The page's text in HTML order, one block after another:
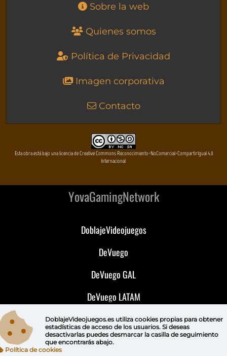
Sobre la web
Quienes somos
Política de Privacidad
Imagen corporativa
Contacto
Esta obra está bajo una licencia de Creative Commons Reconocimiento-NoComercial-CompartirIgual 4.0
Internacional
YovaGamingNetwork
DoblajeVideojuegos
DeVuego
DeVuego GAL
DeVuego LATAM
DeVuego Portugal
DoblajeVideojuegos.es utiliza cookies propiaspara obtener
estadísticas de acceso de los usuarios. Si deseas
desactivarlas puedes desmarcar la casilla de seguimiento
que encontrarás abajo.
Política de cookies